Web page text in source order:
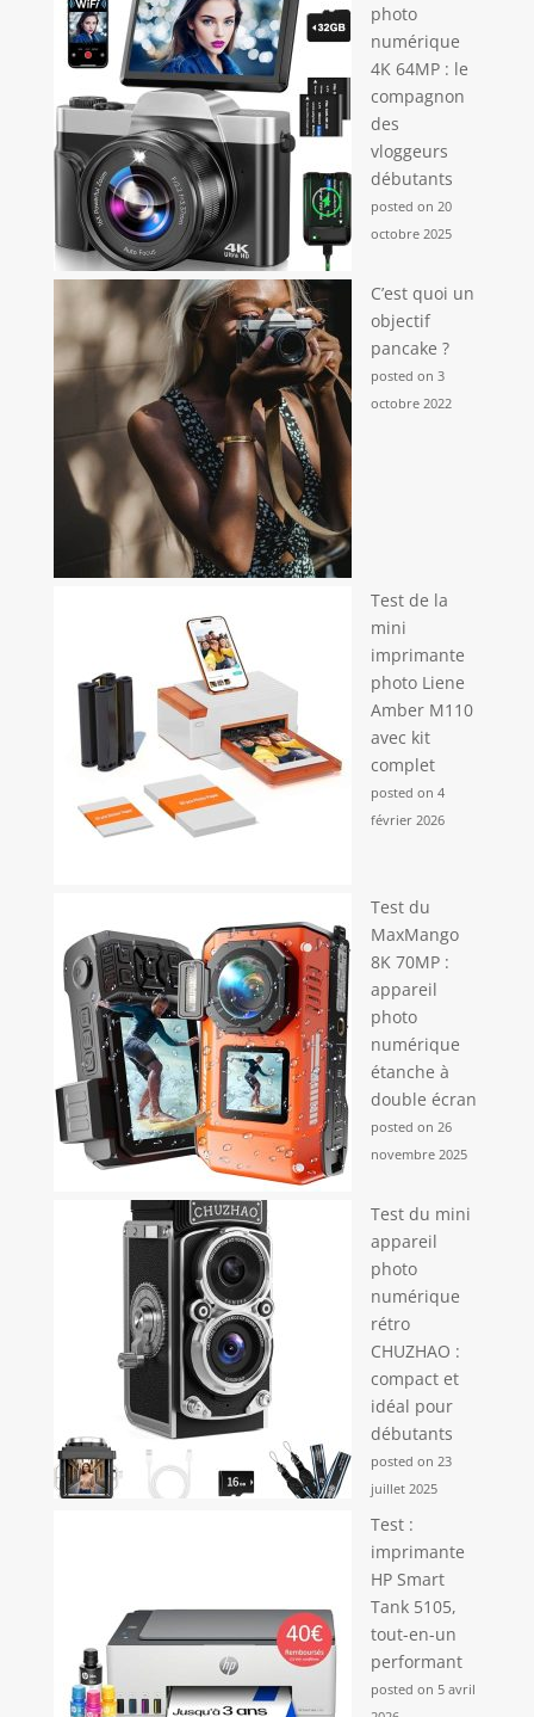
photo
numérique
4K 64MP : le
compagnon
des
vloggeurs
débutants
posted on 20
octobre 2025
C’est quoi un
objectif
pancake ?
posted on 3
octobre 2022
Test de la
mini
imprimante
photo Liene
Amber M110
avec kit
complet
posted on 4
février 2026
Test du
MaxMango
8K 70MP :
appareil
photo
numérique
étanche à
double écran
posted on 26
novembre 2025
Test du mini
appareil
photo
numérique
rétro
CHUZHAO :
compact et
idéal pour
débutants
posted on 23
juillet 2025
Test :
imprimante
HP Smart
Tank 5105,
tout-en-un
performant
posted on 5 avril